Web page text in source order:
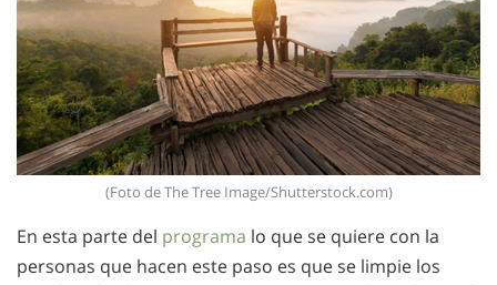
(Foto de The Tree Image/Shutterstock.com)
En esta parte del programa lo que se quiere con la
personas que hacen este paso es que se limpie los